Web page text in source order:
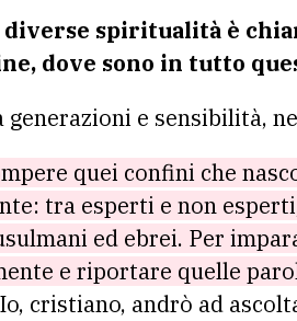
spiritualità è
dove sono in tutto
e sensibilità,
quei confini che
tra esperti e non
ed ebrei. Per
e riportare quelle
cristiano, andrò ad